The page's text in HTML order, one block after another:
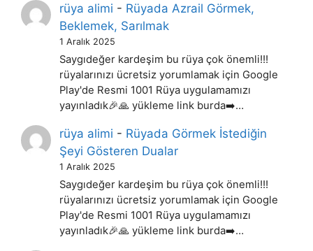
rüya alimi - Rüyada Azrail Görmek,
Beklemek, Sarılmak
1 Aralık 2025
Saygıdeğer kardeşim bu rüya çok önemli!!!
rüyalarınızı ücretsiz yorumlamak için Google
Play'de Resmi 1001 Rüya uygulamamızı
yayınladık🎉🙏 yükleme link burda➡️…
rüya alimi - Rüyada Görmek İstediğin
Şeyi Gösteren Dualar
1 Aralık 2025
Saygıdeğer kardeşim bu rüya çok önemli!!!
rüyalarınızı ücretsiz yorumlamak için Google
Play'de Resmi 1001 Rüya uygulamamızı
yayınladık🎉🙏 yükleme link burda➡️…